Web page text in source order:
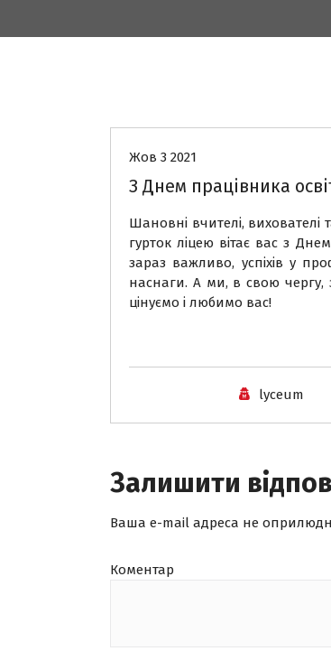
Жов 3 2021
З Днем працівника
Шановні вчителі,
гурток ліцею вітає вас з
зараз важливо, успіхів у
наснаги. А ми, в свою
цінуємо і любимо вас!
lyceum
Залишити
Ваша e-mail адреса не
Коментар